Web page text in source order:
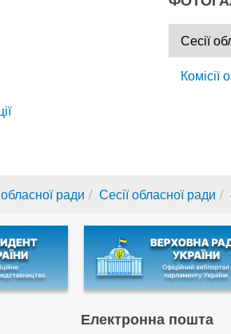
Сесії
Комісії
ради Сесії обласної ради
Електронна пошта